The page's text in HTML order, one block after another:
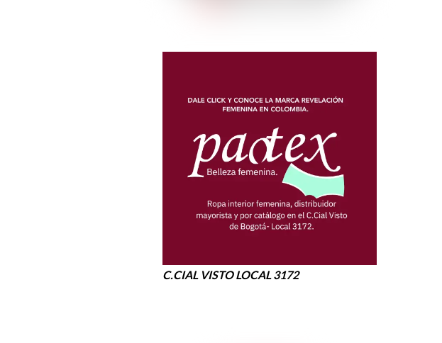
C.CIAL VISTO LOCAL 3172